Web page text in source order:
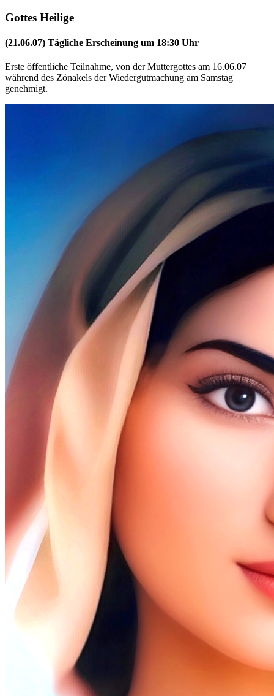
Gottes Heilige
(21.06.07) Tägliche Erscheinung um 18:30 Uhr
Erste öffentliche Teilnahme, von der Muttergottes am 16.06.07
während des Zönakels der Wiedergutmachung am Samstag
genehmigt.